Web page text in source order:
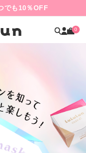
でも10％OFF
0
2 3 4 5